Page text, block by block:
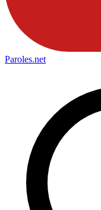
Paroles.net